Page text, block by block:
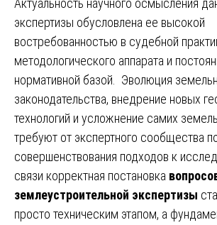
Актуальность научного осмысления
экспертизы обусловлена ее высокой
востребованностью в судебной
методологического аппарата и
нормативной базой. Эволюция
законодательства, внедрение новых
технологий и усложнение самих
требуют от экспертного сообщества
совершенствования подходов к
связи корректная постановка
землеустроительной экспертизы
просто техническим этапом, а